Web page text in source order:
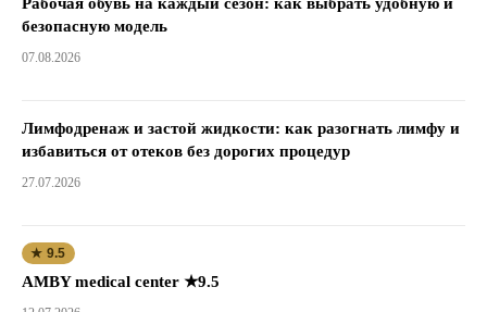
безопасную модель
07.08.2026
Лимфодренаж и застой жидкости: как разогнать лимфу и
избавиться от отеков без дорогих процедур
27.07.2026
★ 9.5
AMBY medical center ★9.5